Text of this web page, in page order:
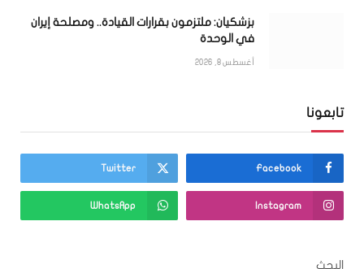
بزشكيان: ملتزمون بقرارات القيادة.. ومصلحة إيران
في الوحدة
أغسطس 8, 2026
تابعونا
Facebook
Twitter
Instagram
WhatsApp
البحث